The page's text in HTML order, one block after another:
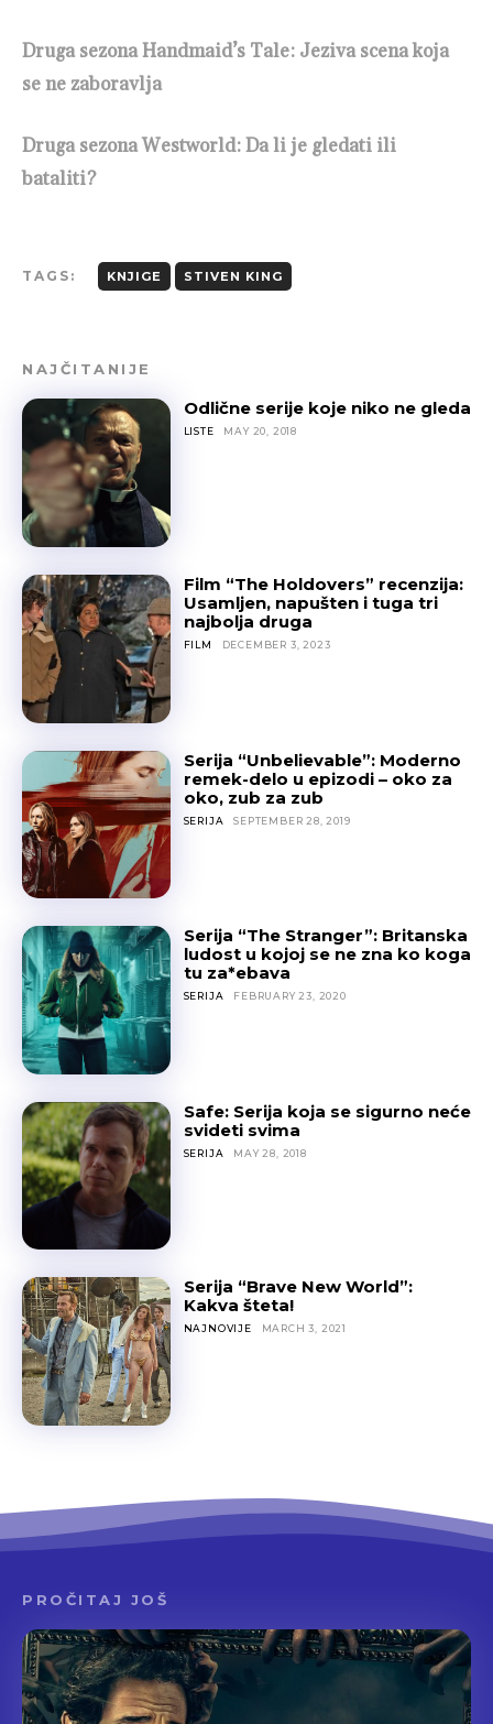
Druga sezona Handmaid’s Tale: Jeziva scena koja
se ne zaboravlja
Druga sezona Westworld: Da li je gledati ili
bataliti?
TAGS: KNJIGE STIVEN KING
NAJČITANIJE
Odlične serije koje niko ne gleda
LISTE MAY 20, 2018
Film “The Holdovers” recenzija:
Usamljen, napušten i tuga tri
najbolja druga
FILM DECEMBER 3, 2023
Serija “Unbelievable”: Moderno
remek-delo u epizodi – oko za
oko, zub za zub
SERIJA SEPTEMBER 28, 2019
Serija “The Stranger”: Britanska
ludost u kojoj se ne zna ko koga
tu za*ebava
SERIJA FEBRUARY 23, 2020
Safe: Serija koja se sigurno neće
svideti svima
SERIJA MAY 28, 2018
Serija “Brave New World”:
Kakva šteta!
NAJNOVIJE MARCH 3, 2021
PROČITAJ JOŠ